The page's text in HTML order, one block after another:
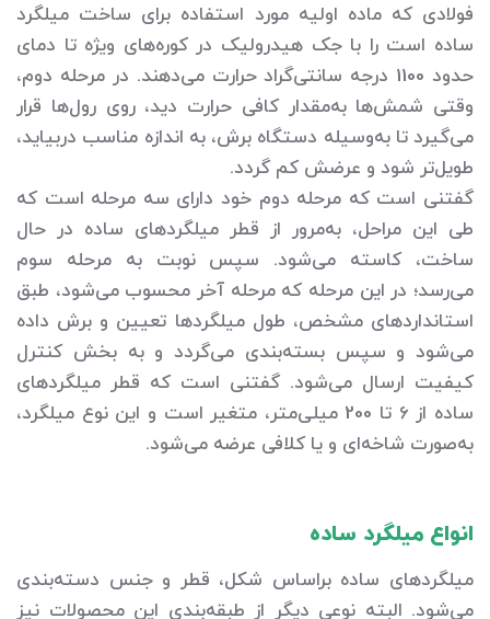
فولادی که ماده اولیه مورد استفاده برای ساخت میلگرد
ساده است را با جک هیدرولیک در کوره‌های ویژه تا دمای
حدود 1100 درجه سانتی‌گراد حرارت می‌دهند. در مرحله دوم،
وقتی شمش‌ها به‌مقدار کافی حرارت دید، روی رول‌ها قرار
می‌گیرد تا به‌وسیله دستگاه برش، به اندازه مناسب دربیاید،
طویل‌تر شود و عرضش کم گردد.
گفتنی است که مرحله دوم خود دارای سه مرحله است که
طی این مراحل، به‌مرور از قطر میلگردهای ساده در حال
ساخت، کاسته می‌شود. سپس نوبت به مرحله سوم
می‌رسد؛ در این مرحله که مرحله آخر محسوب می‌شود، طبق
استانداردهای مشخص، طول میلگردها تعیین و برش داده
می‌شود و سپس بسته‌بندی می‌گردد و به بخش کنترل
کیفیت ارسال می‌شود. گفتنی است که قطر میلگردهای
ساده از 6 تا 200 میلی‌متر، متغیر است و این نوع میلگرد،
به‌صورت شاخه‌ای و یا کلافی عرضه می‌شود.
انواع میلگرد ساده
میلگردهای ساده براساس شکل، قطر و جنس دسته‌بندی
می‌شود. البته نوعی دیگر از طبقه‌بندی این محصولات نیز